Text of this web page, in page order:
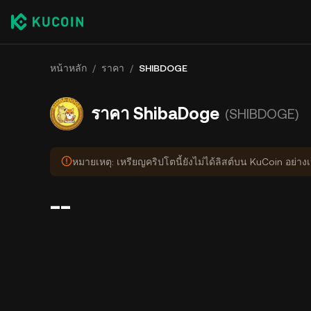
หน้าหลัก / ราคา / SHIBDOGE
ราคา ShibaDoge (SHIBDOGE)
หมายเหตุ: เหรียญคริปโตนี้ยังไม่ได้ลิสต์บน KuCoin อย่าง
--